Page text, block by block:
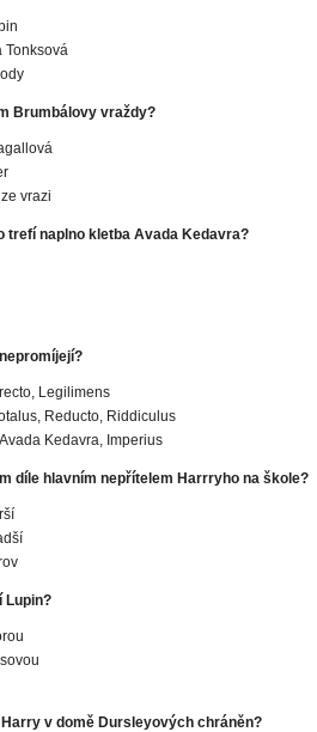
Tonksová
Brumbálovy vraždy?
vrazi
trefí naplno kletba Avada Kedavra?
Legilimens
Reducto, Riddiculus
Kedavra, Imperius
díle hlavním nepřítelem Harrryho na škole?
Lupin?
Harry v domě Dursleyových chráněn?